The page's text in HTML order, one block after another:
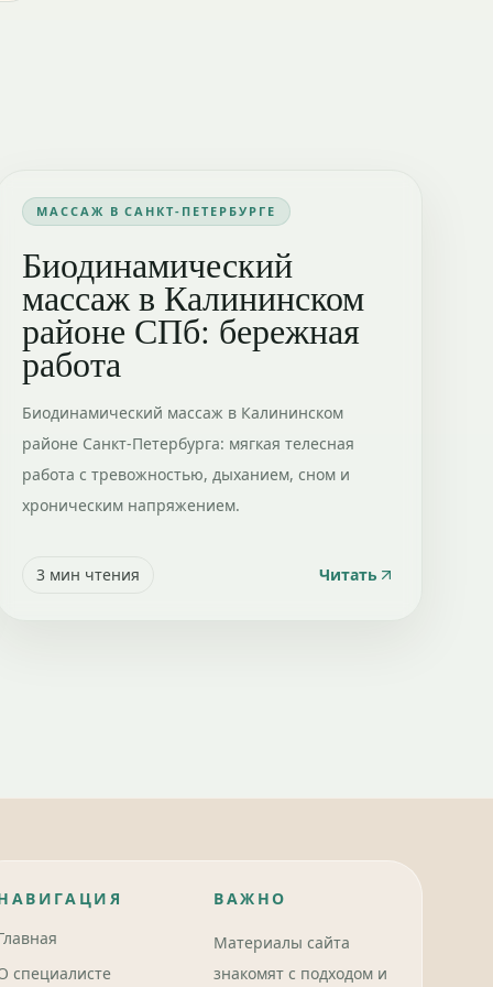
МАССАЖ В САНКТ-ПЕТЕРБУРГЕ
Биодинамический
массаж в Калининском
районе СПб: бережная
работа
Биодинамический массаж в Калининском
районе Санкт-Петербурга: мягкая телесная
работа с тревожностью, дыханием, сном и
хроническим напряжением.
3мин чтения Читать
специалисте
ВАЖНО
Материалы сайта
знакомят с подходом и